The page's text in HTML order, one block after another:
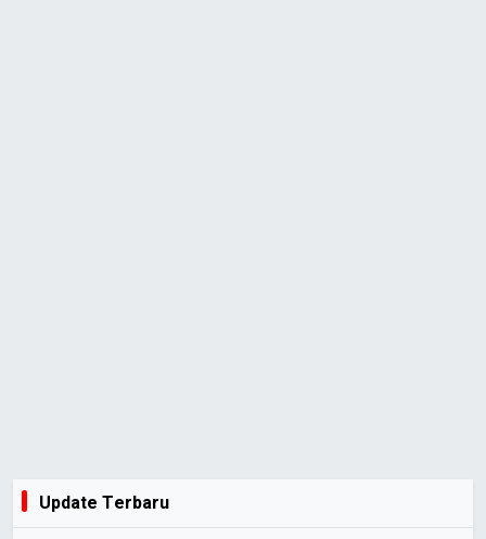
Update Terbaru